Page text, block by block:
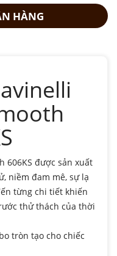
HÀNG
606KS được sản xuất
niềm đam mê, sự lạ
từng chi tiết khiến
thử thách của thời
tròn tạo cho chiếc